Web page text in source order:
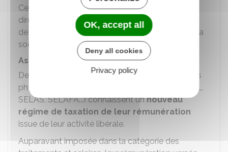
Cette option entraine une imposition du résultat
directement au niveau des associés, en fonction
de la participation de chacun dans le capital de la
société.
Associés titulaires de BNC
Depuis le 1
janvier 2024, les associés personnes
physiques de sociétés d'exercice libéral (SELARL,
SELAS, SELAFA...) connaissent unnouveau
régime de taxation de leur rémunération
issue de leur activité libérale.
Auparavant imposée dans la catégorie des
OK, accept all
Deny all cookies
Privacy policy